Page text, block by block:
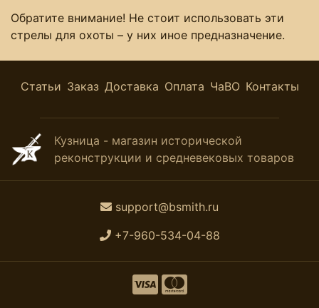
Обратите внимание! Не стоит использовать эти
стрелы для охоты – у них иное предназначение.
Статьи Заказ Доставка Оплата ЧаВО Контакты
Кузница - магазин исторической
реконструкции и средневековых товаров
support@bsmith.ru
+7-960-534-04-88